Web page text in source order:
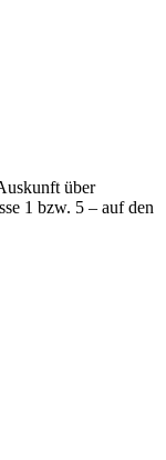
über
1 bzw. 5 – auf den